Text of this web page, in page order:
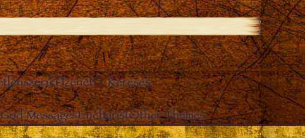
Üzenet Keresés
MessagesEucharistOther Themes